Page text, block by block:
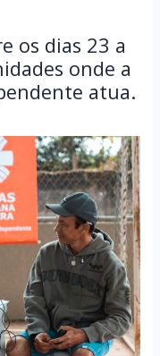
os dias 23 a
onde a
atua.